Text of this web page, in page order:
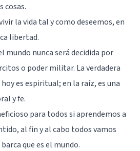
cosas.
la vida tal y como deseemos, en
libertad.
mundo nunca será decidida por
o poder militar. La verdadera
es espiritual; en la raíz, es una
y fe.
para todos si aprendemos a
al fin y al cabo todos vamos
que es el mundo.